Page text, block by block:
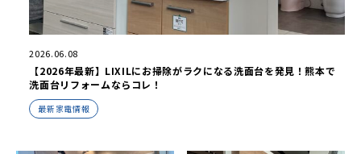
2026.06.08
【2026年最新】LIXILにお掃除がラクになる洗面台を発見！熊本で
洗面台リフォームならコレ！
最新家電情報